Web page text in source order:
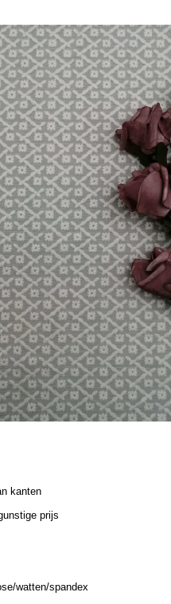
kanten
prijs
watten/spandex